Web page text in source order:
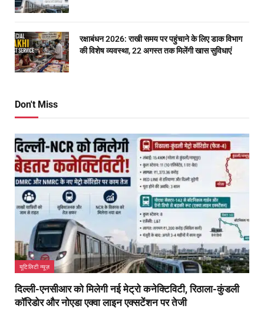
रक्षाबंधन 2026: राखी समय पर पहुंचाने के लिए डाक विभाग
की विशेष व्यवस्था, 22 अगस्त तक मिलेंगी खास सुविधाएं
Don't Miss
यूटिलिटी न्यूज़
दिल्ली-एनसीआर को मिलेगी नई मेट्रो कनेक्टिविटी, रिठाला-कुंडली
कॉरिडोर और नोएडा एक्वा लाइन एक्सटेंशन पर तेजी